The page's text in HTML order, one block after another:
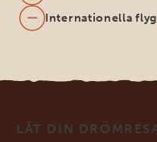
Internationella
LÅT DIN